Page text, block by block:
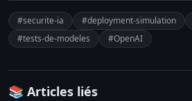
#securite-ia #deployment-simulation
#tests-de-modeles
#OpenAI
📚 Articles liés